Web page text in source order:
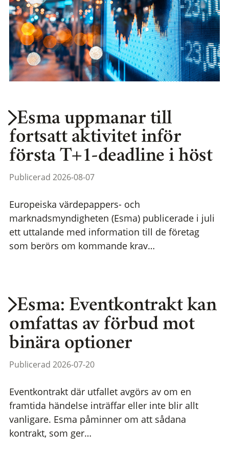
Esma uppmanar till
fortsatt aktivitet inför
första T+1-deadline i höst
Publicerad 2026-08-07
Europeiska värdepappers- och
marknadsmyndigheten (Esma) publicerade i juli
ett uttalande med information till de företag
som berörs om kommande krav…
Esma: Eventkontrakt kan
omfattas av förbud mot
binära optioner
Publicerad 2026-07-20
Eventkontrakt där utfallet avgörs av om en
framtida händelse inträffar eller inte blir allt
vanligare. Esma påminner om att sådana
kontrakt, som ger…